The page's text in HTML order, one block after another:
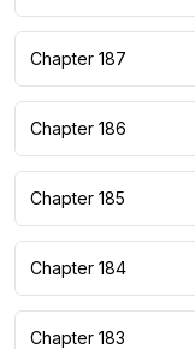
Chapter 187
Chapter 186
Chapter 185
Chapter 184
Chapter 183